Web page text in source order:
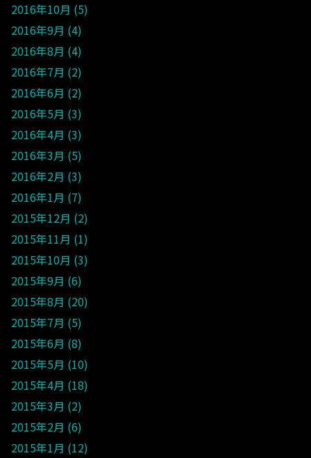
2016年10月 5
2016年9月 4
2016年8月 4
2016年7月 2
2016年6月 2
2016年5月 3
2016年4月 3
2016年3月 5
2016年2月 3
2016年1月 7
2015年12月 2
2015年11月 1
2015年10月 3
2015年9月 6
2015年8月 20
2015年7月 5
2015年6月 8
2015年5月 10
2015年4月 18
2015年3月 2
2015年2月 6
2015年1月 12